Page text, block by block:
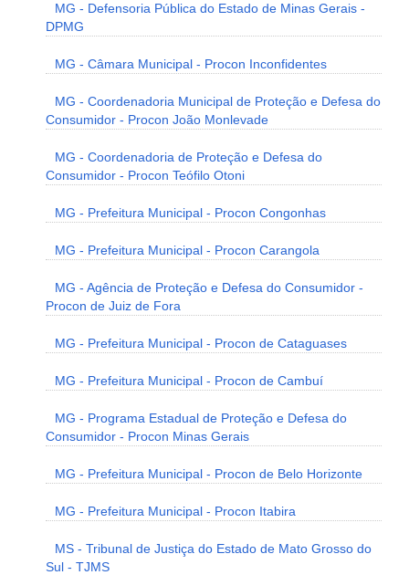
MG - Defensoria Pública do Estado de Minas Gerais -
DPMG
MG - Câmara Municipal - Procon Inconfidentes
MG - Coordenadoria Municipal de Proteção e Defesa do
Consumidor - Procon João Monlevade
MG - Coordenadoria de Proteção e Defesa do
Consumidor - Procon Teófilo Otoni
MG - Prefeitura Municipal - Procon Congonhas
MG - Prefeitura Municipal - Procon Carangola
MG - Agência de Proteção e Defesa do Consumidor -
Procon de Juiz de Fora
MG - Prefeitura Municipal - Procon de Cataguases
MG - Prefeitura Municipal - Procon de Cambuí
MG - Programa Estadual de Proteção e Defesa do
Consumidor - Procon Minas Gerais
MG - Prefeitura Municipal - Procon de Belo Horizonte
MG - Prefeitura Municipal - Procon Itabira
MS - Tribunal de Justiça do Estado de Mato Grosso do
Sul - TJMS